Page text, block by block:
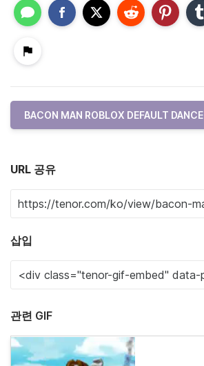
BACON MAN ROBLOX DEFAULT DANCE
URL 공유
삽입
관련 GIF